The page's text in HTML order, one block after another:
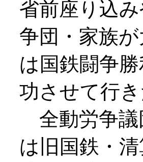
省前座り込
争団・家族
は国鉄闘争
功させて行
全動労争議
は旧国鉄・